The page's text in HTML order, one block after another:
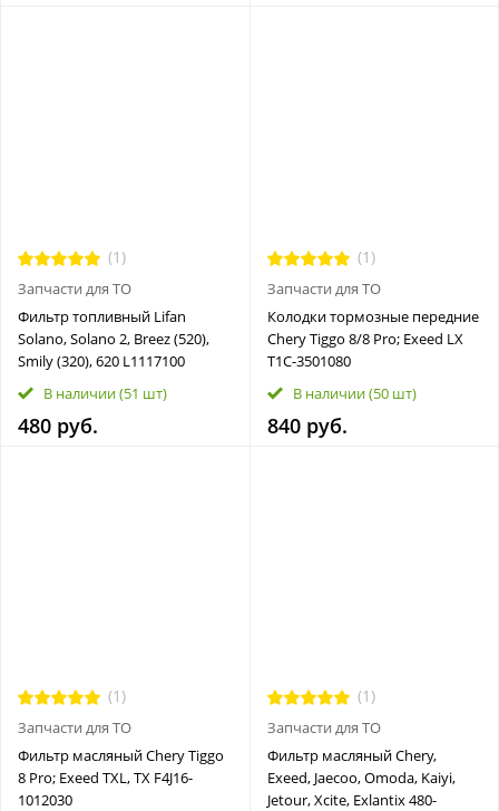
(1)
Запчасти для ТО
Фильтр топливный Lifan
Solano, Solano 2, Breez (520),
Smily (320), 620 L1117100
В наличии(51 шт)
480 руб.
(1)
Запчасти для ТО
Колодки тормозные передние
Chery Tiggo 8/8 Pro; Exeed LX
T1C-3501080
В наличии(50 шт)
840 руб.
(1)
Запчасти для ТО
Фильтр масляный Chery Tiggo
8 Pro; Exeed TXL, TX F4J16-
1012030
(1)
Запчасти для ТО
Фильтр масляный Chery,
Exeed, Jaecoo, Omoda, Kaiyi,
Jetour, Xcite, Exlantix 480-